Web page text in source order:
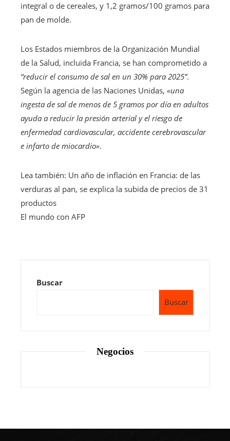
integral o de cereales, y 1,2 gramos/100 gramos para
pan de molde.
Los Estados miembros de la Organización Mundial
de la Salud, incluida Francia, se han comprometido a
“reducir el consumo de sal en un 30% para 2025”.
Según la agencia de las Naciones Unidas, «una
ingesta de sal de menos de 5 gramos por día en adultos
ayuda a reducir la presión arterial y el riesgo de
enfermedad cardiovascular, accidente cerebrovascular
e infarto de miocardio».
Lea también: Un año de inflación en Francia: de las
verduras al pan, se explica la subida de precios de 31
productos
El mundo con AFP
Buscar
Buscar
Negocios